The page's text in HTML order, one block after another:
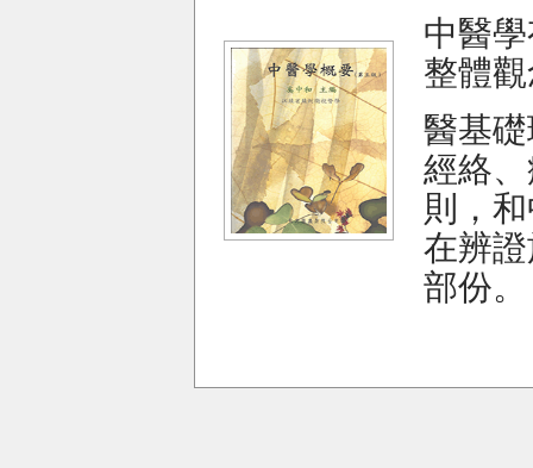
中醫
整體
醫基
經絡
則，
在辨
部份。